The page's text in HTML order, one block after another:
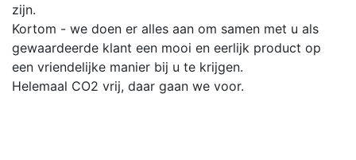
zijn.
Kortom - we doen er alles aan om samen met u als
gewaardeerde klant een mooi en eerlijk product op
een vriendelijke manier bij u te krijgen.
Helemaal CO2 vrij, daar gaan we voor.